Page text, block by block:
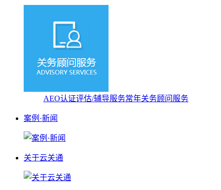
AEO认证评估/辅导服务常年关务顾问服务
案例·新闻
关于云关通